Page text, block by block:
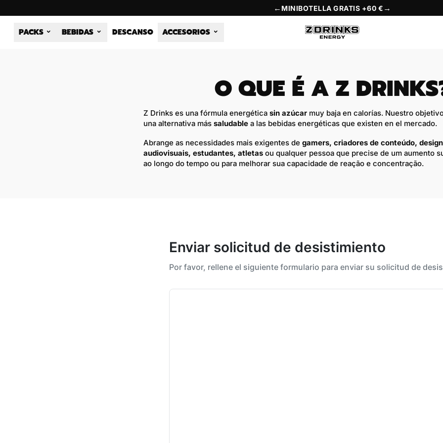
← MINIBOTELLA GRATIS +60 € →
PACKS BEBIDAS DESCANSO ACCESORIOS
O QUE É A Z
Z Drinks es una fórmula energética sin azúcarmuy baja en calorías. Nuestro
una alternativa más saludablea las bebidas energéticas que existen en el mercado.
Abrange as necessidades mais exigentes de gamers, criadores de conteúdo,
audiovisuais, estudantes, atletasou qualquer pessoa que precise de um aumento
ao longo do tempo ou para melhorar sua capacidade de reação e concentração.
Enviar solicitud de desistimiento
Por favor, rellene el siguiente formulario para enviar su solicitud de